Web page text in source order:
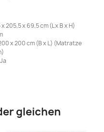
205,5 x 69,5 cm (L x B x H)
x 200 cm (B x L) (Matratze
gleichen